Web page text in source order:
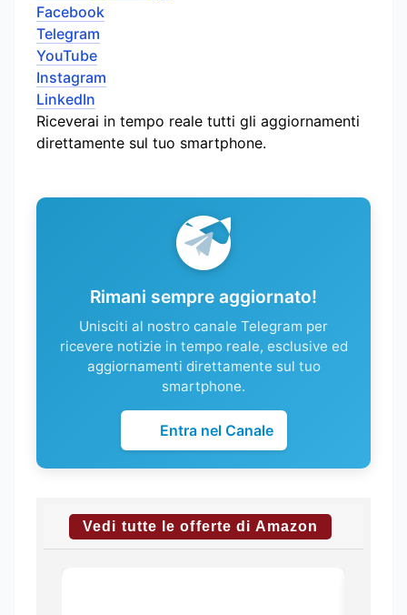
Facebook
Telegram
YouTube
Instagram
LinkedIn
Riceverai in tempo reale tutti gli aggiornamenti
direttamente sul tuo smartphone.
Rimani sempre aggiornato!
Unisciti al nostro canale Telegram per
ricevere notizie in tempo reale, esclusive ed
aggiornamenti direttamente sul tuo
smartphone.
Entra nel Canale